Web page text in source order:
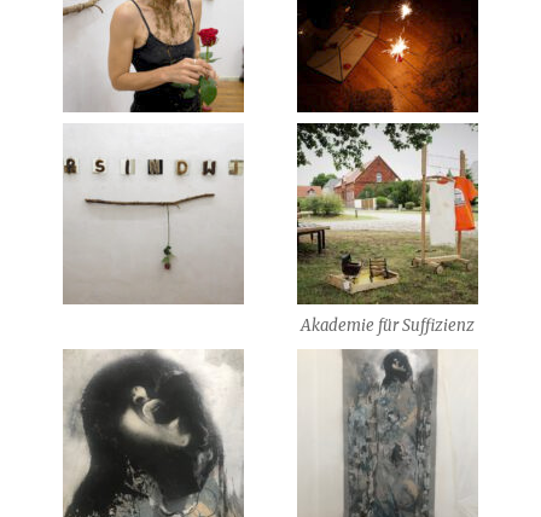
Akademie für Suffizienz